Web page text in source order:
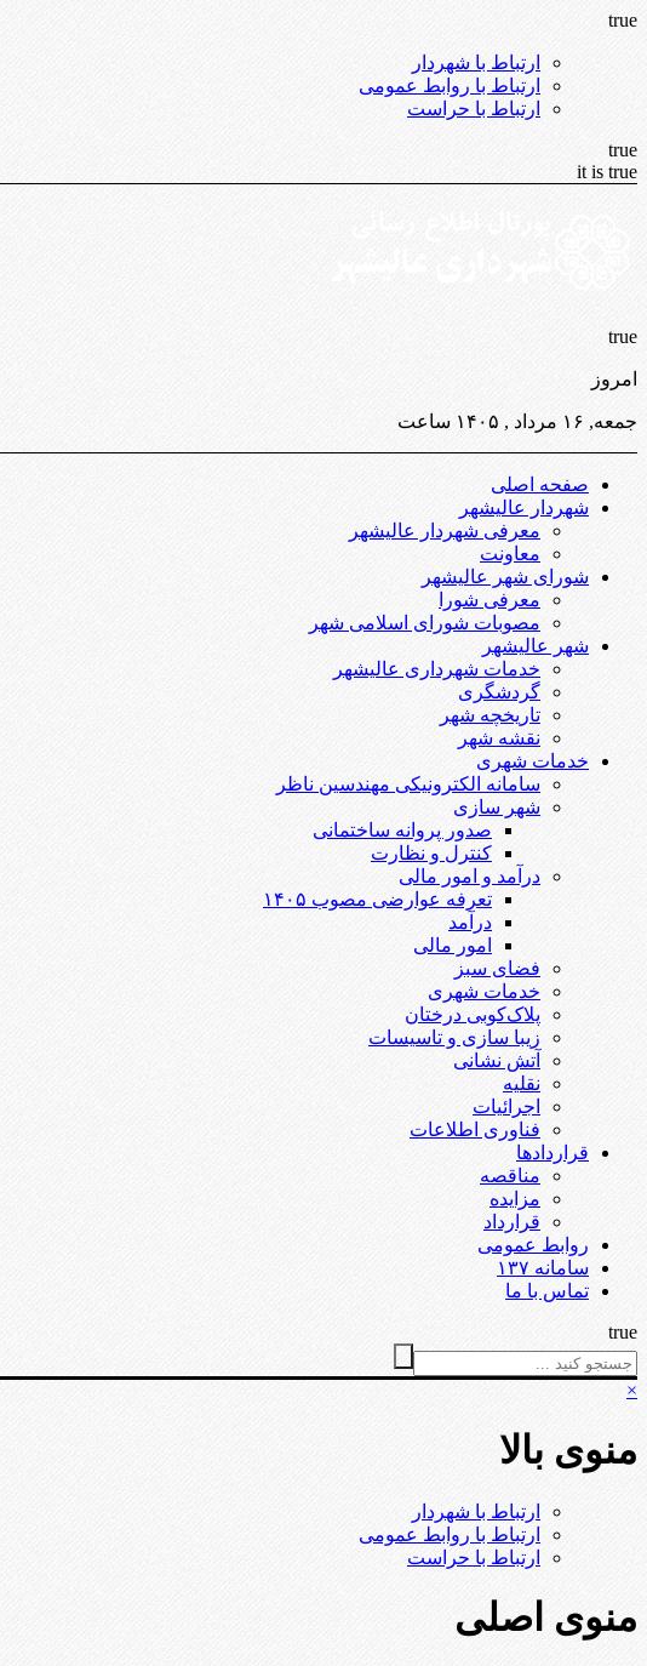
true
ارتباط با شهردار
ارتباط با روابط عمومی
ارتباط با حراست
true
it is true
true
امروز
جمعه, ۱۶ مرداد , ۱۴۰۵ ساعت
صفحه اصلی
شهردار عالیشهر
معرفی شهردار عالیشهر
معاونت
شورای شهر عالیشهر
معرفی شورا
مصوبات شورای اسلامی شهر
شهر عالیشهر
خدمات شهرداری عالیشهر
گردشگری
تاریخچه شهر
نقشه شهر
خدمات شهری
سامانه الکترونیکی مهندسین ناظر
شهر سازی
صدور پروانه ساختمانی
کنترل و نظارت
درآمد و امور مالی
تعرفه عوارضی مصوب ۱۴۰۵
درآمد
امور مالی
فضای سبز
خدمات شهری
پلاک‌کوبی درختان
زیبا سازی و تاسیسات
آتش نشانی
نقلیه
اجرائیات
فناوری اطلاعات
قراردادها
مناقصه
مزایده
قرارداد
روابط عمومی
سامانه ۱۳۷
تماس با ما
true
×
منوی بالا
ارتباط با شهردار
ارتباط با روابط عمومی
ارتباط با حراست
منوی اصلی